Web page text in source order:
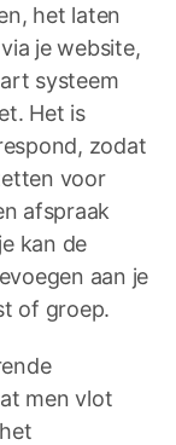
het laten
je website,
systeem
Het is
zodat
voor
afspraak
kan de
aan je
of groep.
men vlot